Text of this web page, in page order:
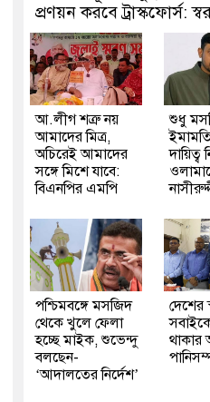
প্রণয়ন করবে ট্রাস্কফোর্স:
আ.লীগ শত্রু নয়
আমাদের মিত্র,
অচিরেই আমাদের
সঙ্গে মিশে যাবে:
বিএনপির এমপি
শুধু
দায়িত্ব
পশ্চিমবঙ্গে মসজিদ
থেকে খুলে ফেলা
হচ্ছে মাইক, শুভেন্দু
বলছেন-
‘আদালতের নির্দেশ’
দেশের
থাকার